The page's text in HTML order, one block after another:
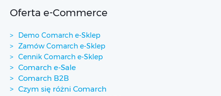
Oferta e-Commerce
Demo Comarch e-Sklep
Zamów Comarch e-Sklep
Cennik Comarch e-Sklep
Comarch e-Sale
Comarch B2B
Czym się różni Comarch